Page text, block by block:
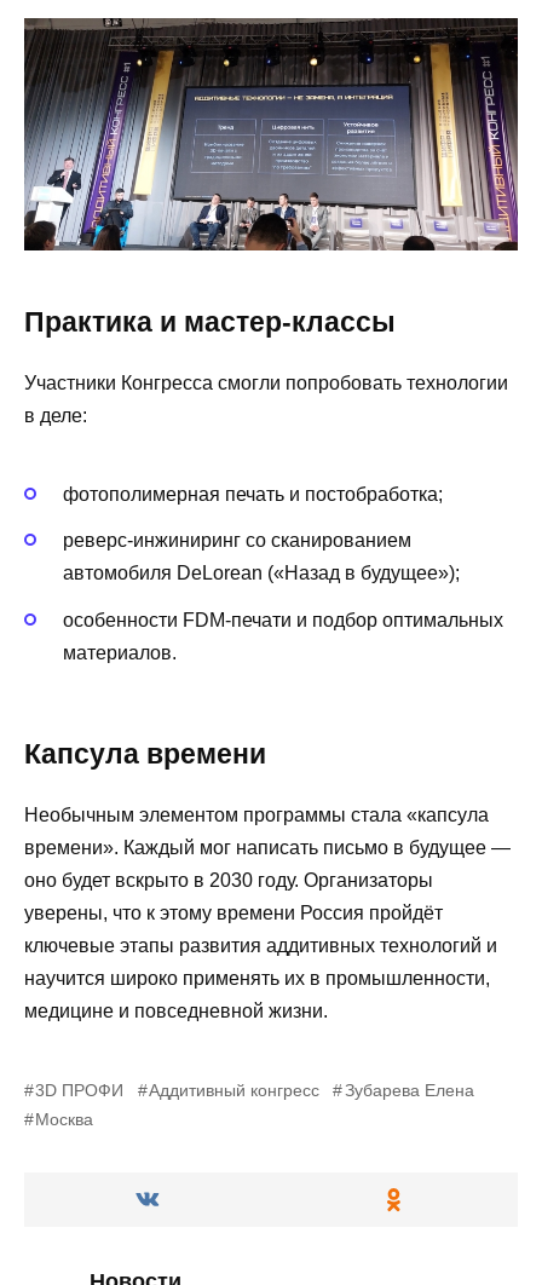
Практика и мастер-классы
Участники Конгресса смогли попробовать технологии
в деле:
фотополимерная печать и постобработка;
реверс-инжиниринг со сканированием
автомобиля DeLorean («Назад в будущее»);
особенности FDM-печати и подбор оптимальных
материалов.
Капсула времени
Необычным элементом программы стала «капсула
времени». Каждый мог написать письмо в будущее —
оно будет вскрыто в 2030 году. Организаторы
уверены, что к этому времени Россия пройдёт
ключевые этапы развития аддитивных технологий и
научится широко применять их в промышленности,
медицине и повседневной жизни.
3D ПРОФИ Аддитивный конгресс
Зубарева Елена
Москва